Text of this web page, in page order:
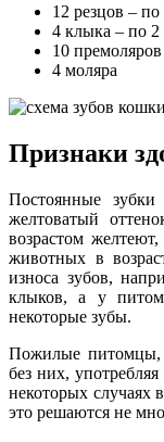
12 резцов –
4 клыка – по
10 премоляров
4 моляра
Признаки
Постоянные
желтоватый
возрастом
животных в
износа зубов,
клыков, а у
некоторые зубы.
Пожилые питомцы,
без них,
некоторых случаях
это решаются не